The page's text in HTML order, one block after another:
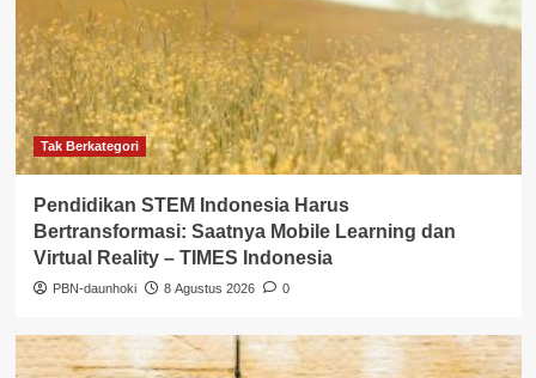
Tak Berkategori
Pendidikan STEM Indonesia Harus
Bertransformasi: Saatnya Mobile Learning dan
Virtual Reality – TIMES Indonesia
PBN-daunhoki 8 Agustus 2026 0